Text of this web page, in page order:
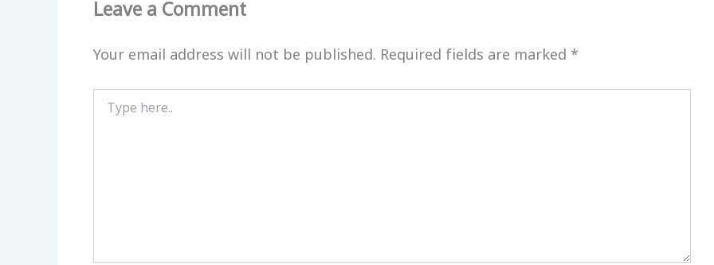
Leave a Comment
Your email address will not be published. Required fields are marked *
here..